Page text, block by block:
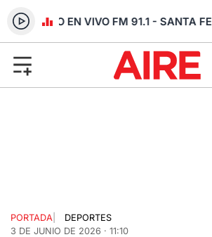
RADIO EN VIVO FM 91.1 - SANTA FE
PORTADA
DEPORTES
3 DE JUNIO DE 2026 · 11:10